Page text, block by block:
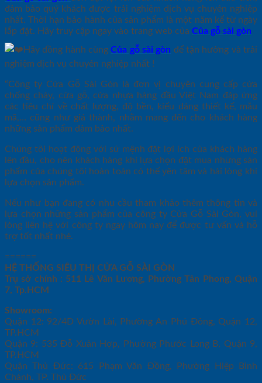
đảm bảo quý khách được trải nghiệm dịch vụ chuyên nghiệp
nhất. Thời hạn bảo hành của sản phẩm là một năm kể từ ngày
lắp đặt. Hãy truy cập ngay vào trang web của Của gỗ sài gòn
Hãy đồng hành cùngCủa gỗ sài gòn để tận hưởng và trải
nghiệm dịch vụ chuyên nghiệp nhất !
“Công ty Cửa Gỗ Sài Gòn là đơn vị chuyên cung cấp cửa
chống cháy, cửa gỗ, cửa nhựa hàng đầu Việt Nam đáp ứng
các tiêu chí về chất lượng, độ bền, kiểu dáng thiết kế, mẫu
mã,… cũng như giá thành, nhằm mang đến cho khách hàng
những sản phẩm đảm bảo nhất.
Chúng tôi hoạt động với sứ mệnh đặt lợi ích của khách hàng
lên đầu, cho nên khách hàng khi lựa chọn đặt mua những sản
phẩm của chúng tôi hoàn toàn có thể yên tâm và hài lòng khi
lựa chọn sản phẩm.
Nếu như bạn đang có nhu cầu tham khảo thêm thông tin và
lựa chọn những sản phẩm của công ty Cửa Gỗ Sài Gòn, vui
lòng liên hệ với công ty ngay hôm nay để được tư vấn và hỗ
trợ tốt nhất nhé.
======
HỆ THỐNG SIÊU THỊ CỬA GỖ SÀI GÒN
Trụ sở chính : 511 Lê Văn Lương, Phường Tân Phong, Quận
7, Tp.HCM
Showroom:
Quận 12: 92/4D Vườn Lài, Phường An Phú Đông, Quận 12,
TP.HCM
Quận 9: 535 Đỗ Xuân Hợp, Phường Phước Long B, Quận 9,
TP.HCM
Quận Thủ Đức: 615 Phạm Văn Đồng, Phường Hiệp Bình
Chánh, TP. Thủ Đức